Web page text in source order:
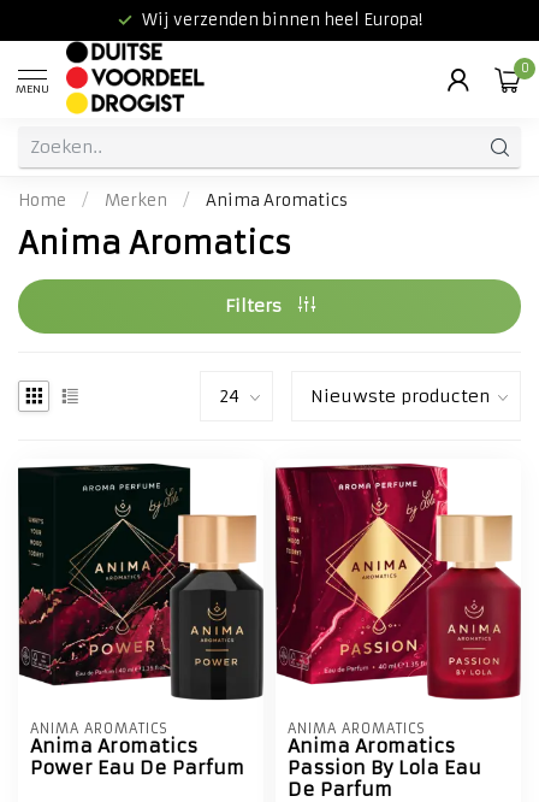
Wij verzenden binnen heel Europa!
MENU
0
Home / Merken / Anima Aromatics
Anima Aromatics
Filters
ANIMA AROMATICS
Anima Aromatics
Power Eau De Parfum
ANIMA AROMATICS
Anima Aromatics
Passion By Lola Eau
De Parfum